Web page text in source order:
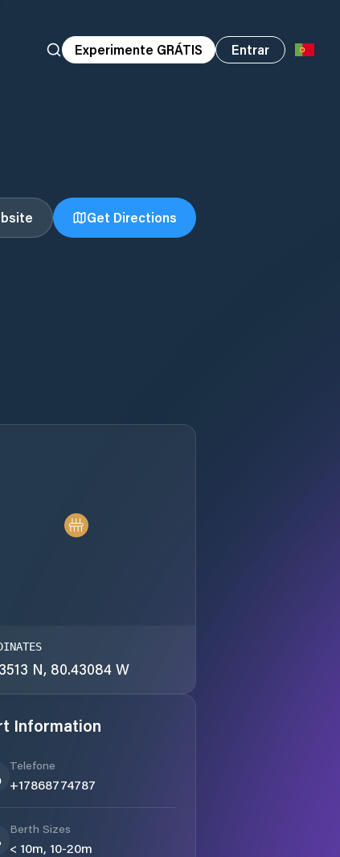
Experimente GRÁTIS Entrar
Get Directions
N, 80.43084 W
Information
Telefone
+17868774787
Berth Sizes
< 10m, 10-20m